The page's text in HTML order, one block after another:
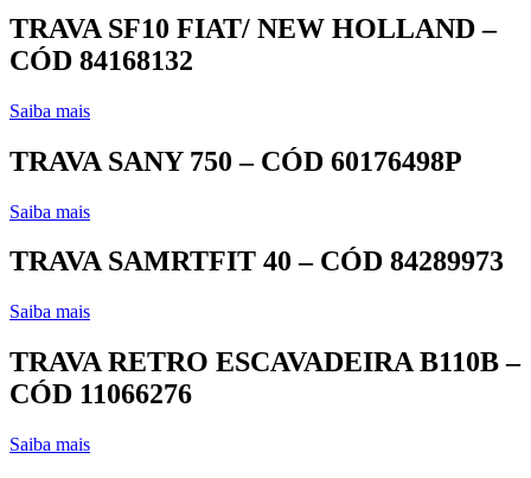
TRAVA SF10 FIAT/ NEW HOLLAND –
CÓD 84168132
Saiba mais
TRAVA SANY 750 – CÓD 60176498P
Saiba mais
TRAVA SAMRTFIT 40 – CÓD 84289973
Saiba mais
TRAVA RETRO ESCAVADEIRA B110B –
CÓD 11066276
Saiba mais